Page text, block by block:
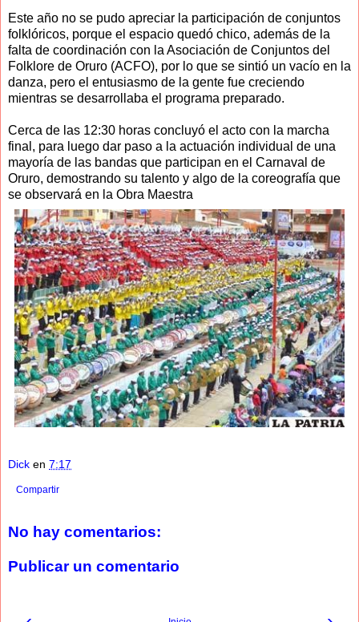
Este año no se pudo apreciar la participación de conjuntos
folklóricos, porque el espacio quedó chico, además de la
falta de coordinación con la Asociación de Conjuntos del
Folklore de Oruro (ACFO), por lo que se sintió un vacío en la
danza, pero el entusiasmo de la gente fue creciendo
mientras se desarrollaba el programa preparado.
Cerca de las 12:30 horas concluyó el acto con la marcha
final, para luego dar paso a la actuación individual de una
mayoría de las bandas que participan en el Carnaval de
Oruro, demostrando su talento y algo de la coreografía que
se observará en la Obra Maestra
Dick en 7:17
Compartir
No hay comentarios:
Publicar un comentario